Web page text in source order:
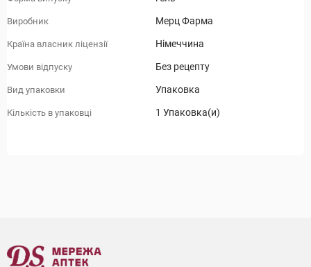
Виробник Мерц Фарма
Країна власник ліцензії Німеччина
Умови відпуску Без рецепту
Вид упаковки Упаковка
Кількість в упаковці 1 Упаковка(и)